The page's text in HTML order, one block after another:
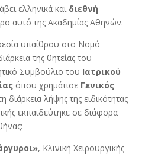
ελληνικά και διεθνή
αυτό της Ακαδημίας Αθηνών.
υπαίθρου στο Νομό
της θητείας του
Συμβούλιο του Ιατρικού
όπου χρημάτισε Γενικός
διάρκεια λήψης της ειδικότητας
εκπαιδεύτηκε σε διάφορα
, Κλινική Χειρουργικής